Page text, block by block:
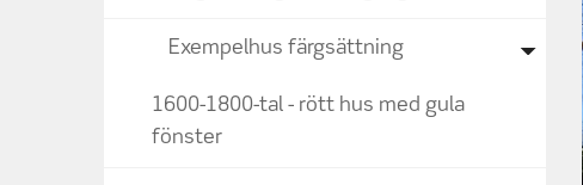
Exempelhus färgsättning
1600-1800-tal - rött hus med gula
fönster